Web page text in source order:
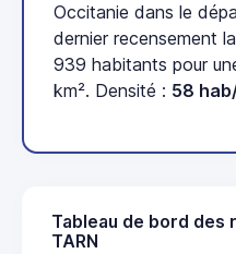
Occitanie dans le
dernier recensement
939 habitants pour
km². Densité : 58
Tableau de bord des
TARN